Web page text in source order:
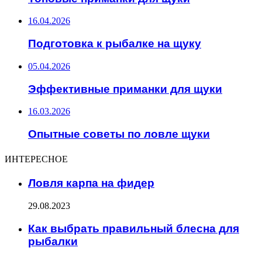
16.04.2026
Подготовка к рыбалке на щуку
05.04.2026
Эффективные приманки для щуки
16.03.2026
Опытные советы по ловле щуки
ИНТЕРЕСНОЕ
Ловля карпа на фидер
29.08.2023
Как выбрать правильный блесна для
рыбалки